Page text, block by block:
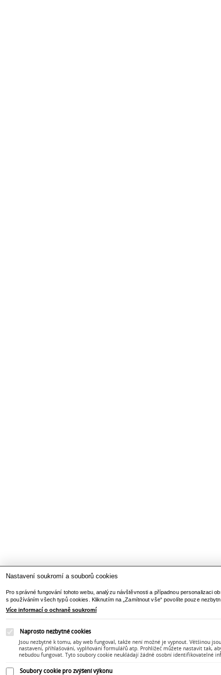
Nastavení soukromí a souborů cookies
Pro správné fungování tohoto webu, analýzu návštěvnosti a případnou personalizaci
s používáním všech typů cookies. Kliknutím na „Zamítnout vše“ povolíte pouze
Více informací o ochraně soukromí
Naprosto nezbytné cookies
Jsou nezbytné k tomu, aby web fungoval, takže není možné je vypnout. Většinou
nastavení, přihlašování, vyplňování formulářů atp. Prohlížeč můžete nastavit tak,
nebudou fungovat. Tyto soubory cookie neukládají žádně osobní identifikovatelné
Soubory cookie pro zvýšení výkonu